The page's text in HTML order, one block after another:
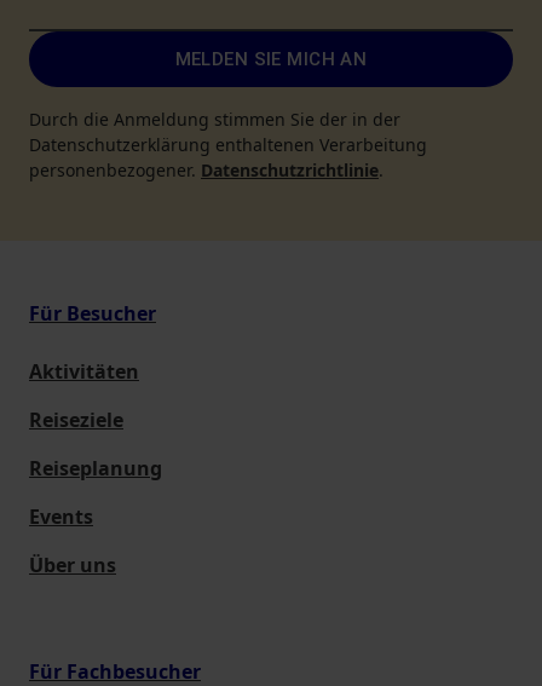
MELDEN SIE MICH AN
Durch die Anmeldung stimmen Sie der in der
Datenschutzerklärung enthaltenen Verarbeitung
personenbezogener. Datenschutzrichtlinie.
Für Besucher
Aktivitäten
Reiseziele
Reiseplanung
Events
Über uns
Für Fachbesucher